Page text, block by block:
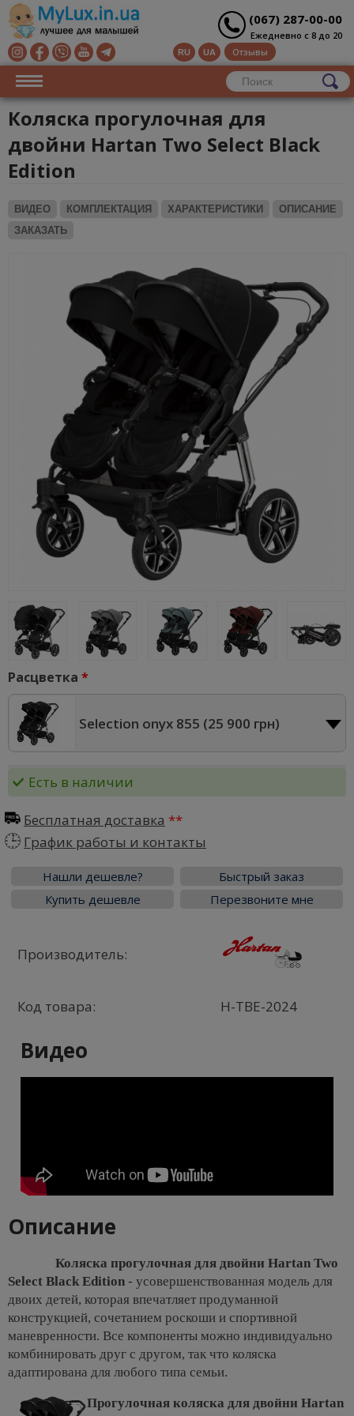
(067) 287-00-00
Ежедневно с 8 до 20
RU UA Отзывы
Коляска прогулочная для
двойни Hartan Two Select Black
Edition
ВИДЕО КОМПЛЕКТАЦИЯ ХАРАКТЕРИСТИКИ
ОПИСАНИЕ
ЗАКАЗАТЬ
Расцветка
Selection onyx 855 (25 900 грн)
Есть в наличии
Бесплатная доставка
График работы и контакты
Нашли дешевле?
Быстрый заказ
Купить дешевле
Перезвоните мне
Производитель:
Код товара: H-TBE-2024
Видео
Описание
Коляска прогулочная для двойни Hartan Two
Select Black Edition - усовершенствованная модель для
двоих детей, которая впечатляет продуманной
конструкцией, сочетанием роскоши и спортивной
маневренности. Все компоненты можно индивидуально
комбинировать друг с другом, так что коляска
адаптирована для любого типа семьи.
Прогулочная коляска для двойни Hartan